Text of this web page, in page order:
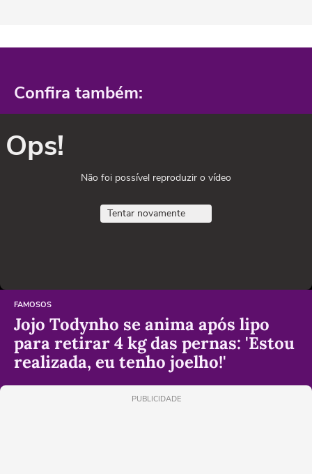
Confira também:
Ops!
Não foi possível reproduzir o vídeo
Tentar novamente
FAMOSOS
Jojo Todynho se anima após lipo
para retirar 4 kg das pernas: 'Estou
realizada, eu tenho joelho!'
PUBLICIDADE